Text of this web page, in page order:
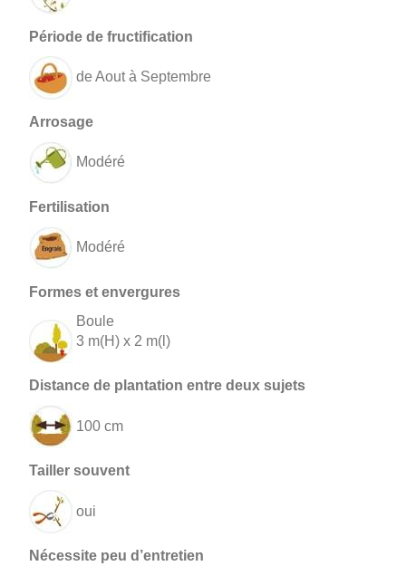
de Aout à Septembre
Modéré
Modéré
Boule
3 m(H) x 2 m(l)
100 cm
oui